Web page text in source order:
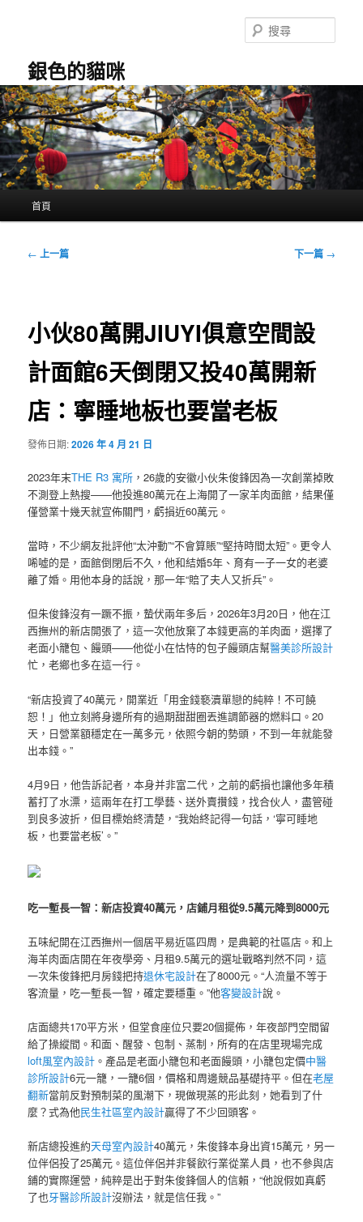
容
銀色的貓咪
尋
首頁
文
← 上一篇 下一篇 →
小伙80萬開JIUYI俱意空間設
計面館6天倒閉又投40萬開新
店：寧睡地板也要當老板
發佈日期:2026 年 4 月 21 日
2023年末THE R3 寓所 ，26歲的安徽小伙朱俊鋒因為一次創業掉敗
不測登上熱搜——他投進80萬元在上海開了一家羊肉面館，結果僅
僅營業十幾天就宣佈關門，虧損近60萬元。
當時，不少網友批評他“太沖動”“不會算賬”“堅持時間太短”。更令人
唏噓的是，面館倒閉后不久，他和結婚5年、育有一子一女的老婆
離了婚。用他本身的話說，那一年“賠了夫人又折兵”。
但朱俊鋒沒有一蹶不振，蟄伏兩年多后，2026年3月20日，他在江
西撫州的新店開張了，這一次他放棄了本錢更高的羊肉面，選擇了
老面小籠包、饅頭——他從小在怙恃的包子饅頭店幫醫美診所設計
忙，老鄉也多在這一行。
“新店投資了40萬元，開業近「用金錢褻瀆單戀的純粹！不可饒
恕！」他立刻將身邊所有的過期甜甜圈丟進調節器的燃料口。20
天，日營業額穩定在一萬多元，依照今朝的勢頭，不到一年就能發
出本錢。”
4月9日，他告訴記者，本身并非富二代，之前的虧損也讓他多年積
蓄打了水漂，這兩年在打工學藝、送外賣攢錢，找合伙人，盡管碰
到良多波折，但目標始終清楚，“我始終記得一句話，‘寧可睡地
板，也要當老板’。”
吃一塹長一智：新店投資40萬元，店鋪月租從9.5萬元降到8000元
五味紀開在江西撫州一個居平易近區四周，是典範的社區店。和上
海羊肉面店開在年夜學旁、月租9.5萬元的選址戰略判然不同，這
一次朱俊鋒把月房錢把持退休宅設計在了8000元。“人流量不等于
客流量，吃一塹長一智，確定要穩重。”他客變設計說。
店面總共170平方米，但堂食座位只要20個擺佈，年夜部門空間留
給了操縱間。和面、醒發、包制、蒸制，所有的在店里現場完成
loft風室內設計 。產品是老面小籠包和老面饅頭，小籠包定價中醫
診所設計6元一籠，一籠6個，價格和周邊競品基礎持平。但在老屋
翻新當前反對預制菜的風潮下，現做現蒸的形此刻，她看到了什
麼？式為他民生社區室內設計贏得了不少回頭客。
新店總投進約天母室內設計40萬元，朱俊鋒本身出資15萬元，另一
位伴侶投了25萬元。這位伴侶并非餐飲行業從業人員，也不參與店
鋪的實際運營，純粹是出于對朱俊鋒個人的信賴，“他說假如真虧
了也牙醫診所設計沒辦法，就是信任我。”